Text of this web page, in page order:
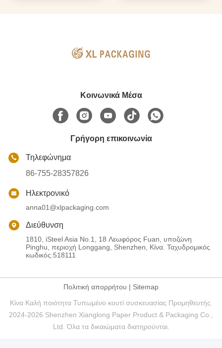
Κοινωνικά Μέσα
Γρήγορη επικοινωνία
Τηλεφώνημα
86-755-28357826
Ηλεκτρονικό
anna01@xlpackaging.com
Διεύθυνση
1810, iSteel Asia No.1, 18 Λεωφόρος Fuan, υποζώνη
Pinghu, περιοχή Longgang, Shenzhen, Κίνα. Ταχυδρομικός
κωδικός:518111
Πολιτική απορρήτου | Sitemap
Κίνα Καλή ποιότητα Τυπωμένο κουτί συσκευασίας Προμηθευτής.
2024-2026 Shenzhen Xianglong Paper Product & Packaging Co.,
Ltd. Όλα τα δικαιώματα διατηρούνται.